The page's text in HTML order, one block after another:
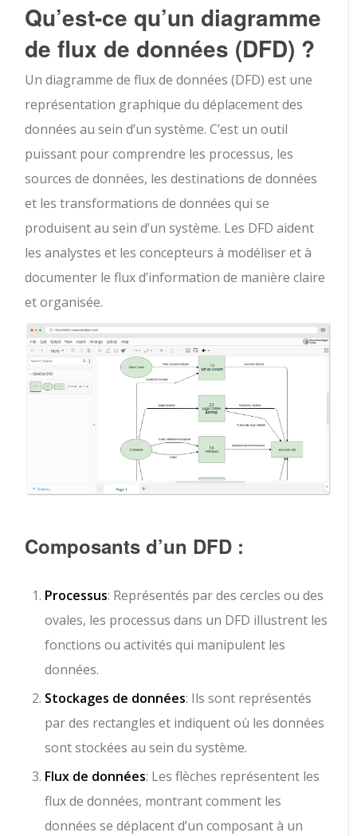
Qu’est-ce qu’un diagramme
de flux de données (DFD) ?
Un diagramme de flux de données (DFD) est une
représentation graphique du déplacement des
données au sein d’un système. C’est un outil
puissant pour comprendre les processus, les
sources de données, les destinations de données
et les transformations de données qui se
produisent au sein d’un système. Les DFD aident
les analystes et les concepteurs à modéliser et à
documenter le flux d’information de manière claire
et organisée.
Composants d’un DFD :
Processus: Représentés par des cercles ou des
ovales, les processus dans un DFD illustrent les
fonctions ou activités qui manipulent les
données.
Stockages de données: Ils sont représentés
par des rectangles et indiquent où les données
sont stockées au sein du système.
Flux de données: Les flèches représentent les
flux de données, montrant comment les
données se déplacent d’un composant à un